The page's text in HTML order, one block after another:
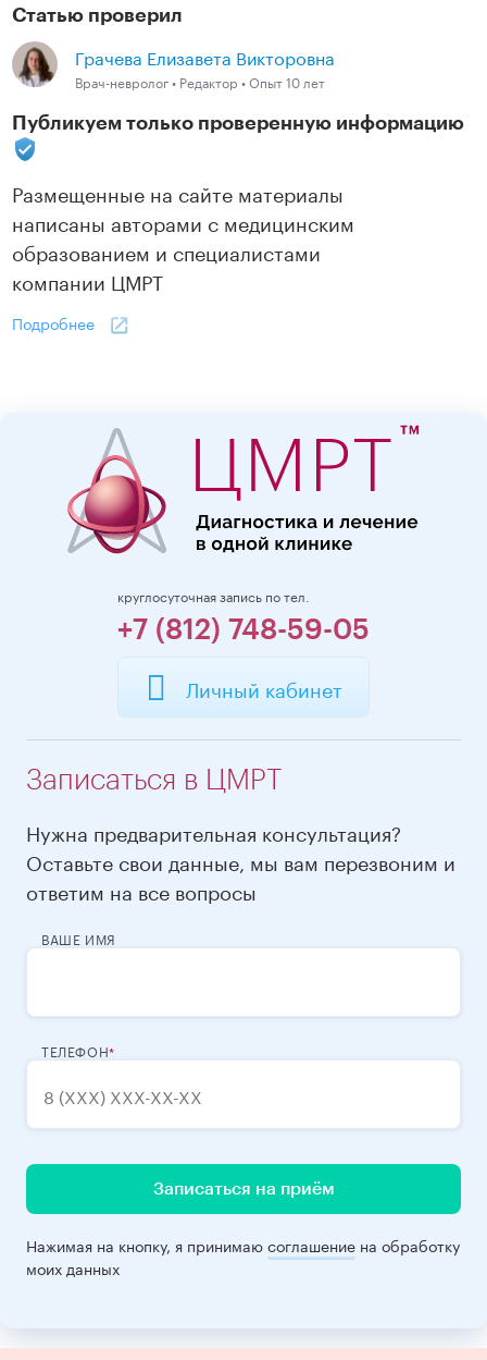
Статью проверил
Грачева Елизавета Викторовна
Врач-невролог • Редактор • Опыт 10 лет
Публикуем только проверенную информацию
Размещенные на сайте материалы
написаны авторами с медицинским
образованием и специалистами
компании ЦМРТ
Подробнее
круглосуточная запись по тел.
+7 (812) 748-59-05
Личный кабинет
Записаться в ЦМРТ
Нужна предварительная консультация?
Оставьте свои данные, мы вам перезвоним и
ответим на все вопросы
ВАШЕ ИМЯ
ТЕЛЕФОН
Записаться на приём
Нажимая на кнопку, я принимаюсоглашение на обработку
моих данных